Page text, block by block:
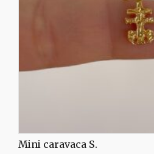
Mini caravaca S.